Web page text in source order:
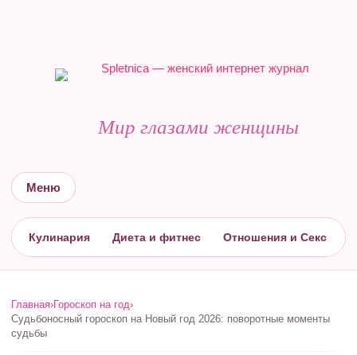
Мир глазами женщины
Меню
Кулинария Диета и фитнес Отношения и Секс
Главная›Гороскоп на год›
Судьбоносный гороскоп на Новый год 2026: поворотные моменты
судьбы